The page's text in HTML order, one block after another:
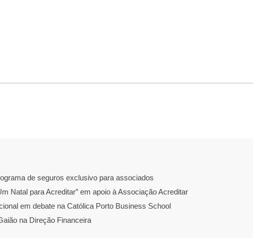
de seguros exclusivo para associados
Natal para Acreditar” em apoio à Associação Acreditar
em debate na Católica Porto Business School
na Direção Financeira